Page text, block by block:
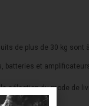
de plus de 30 kg sont
batteries et
sélection du mode de